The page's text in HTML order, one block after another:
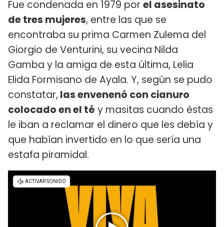
Fue condenada en 1979 por el asesinato
de tres mujeres, entre las que se
encontraba su prima Carmen Zulema del
Giorgio de Venturini, su vecina Nilda
Gamba y la amiga de esta última, Lelia
Elida Formisano de Ayala. Y, según se pudo
constatar, las envenenó con cianuro
colocado en el té y masitas cuando éstas
le iban a reclamar el dinero que les debía y
que habían invertido en lo que sería una
estafa piramidal.